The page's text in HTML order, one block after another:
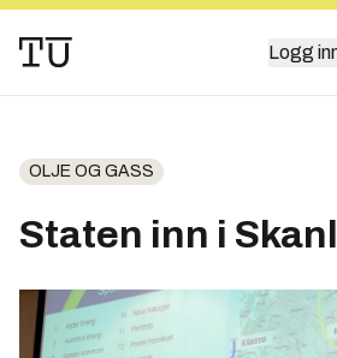
Logg
OLJE OG GASS
Staten inn i